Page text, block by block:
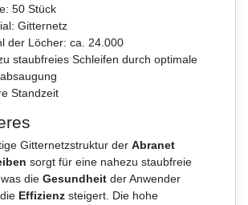
50 Stück
Gitternetz
der Löcher: ca. 24.000
staubfreies Schleifen durch optimale
Standzeit
Gitternetzstruktur der Abranet
sorgt für eine nahezu staubfreie
die Gesundheit der Anwender
Effizienz steigert. Die hohe